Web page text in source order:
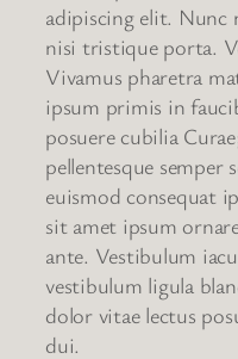
adipiscing elit. Nunc
nisi tristique porta.
Vivamus pharetra
ipsum primis in
posuere cubilia
pellentesque semper
euismod consequat
sit amet ipsum
ante. Vestibulum
vestibulum ligula
dolor vitae lectus
dui.